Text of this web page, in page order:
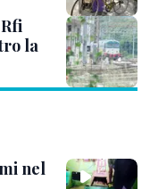
la
nel